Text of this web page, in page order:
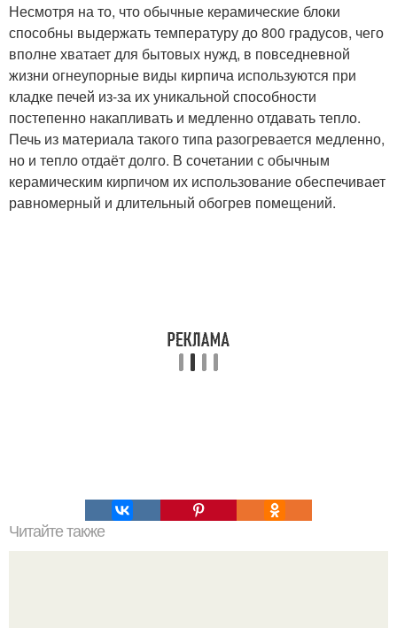
Несмотря на то, что обычные керамические блоки
способны выдержать температуру до 800 градусов, чего
вполне хватает для бытовых нужд, в повседневной
жизни огнеупорные виды кирпича используются при
кладке печей из-за их уникальной способности
постепенно накапливать и медленно отдавать тепло.
Печь из материала такого типа разогревается медленно,
но и тепло отдаёт долго. В сочетании с обычным
керамическим кирпичом их использование обеспечивает
равномерный и длительный обогрев помещений.
Читайте также